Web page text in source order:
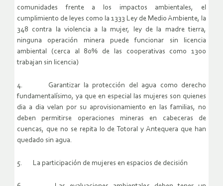
comunidades frente a los impactos ambientales, el
cumplimiento de leyes como la 1333 Ley de Medio Ambiente, la
348 contra la violencia a la mujer, ley de la madre tierra,
ninguna operación minera puede funcionar sin licencia
ambiental (cerca al 80% de las cooperativas como 1300
trabajan sin licencia)
4. Garantizar la protección del agua como derecho
fundamentalísimo, ya que en especial las mujeres son quienes
dia a dia velan por su aprovisionamiento en las familias, no
deben permitirse operaciones mineras en cabeceras de
cuencas, que no se repita lo de Totoral y Antequera que han
quedado sin agua.
5. La participación de mujeres en espacios de decisión